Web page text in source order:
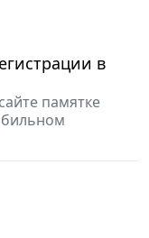
памятке